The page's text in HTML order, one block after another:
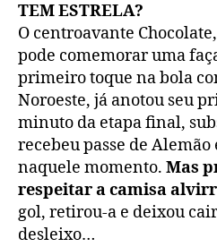
TEM ESTRELA?
O centroavante
pode comemorar uma
primeiro toque na bola
Noroeste, já anotou seu
minuto da etapa final,
recebeu passe de Alemão
naquele momento. Mas
respeitar a camisa
gol, retirou-a e deixou
desleixo…